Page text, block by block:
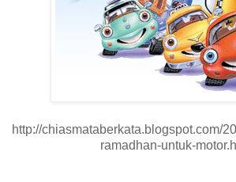
http://chiasmataberkata.blogspot.com/
ramadhan-untuk-